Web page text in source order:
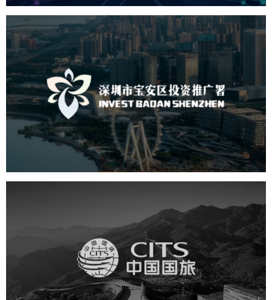
深圳市宝安区投资推广署
机构组织 国企 品牌官网 网站建设 网站设计
中国国旅
旅游休闲 电商网站 网站建设